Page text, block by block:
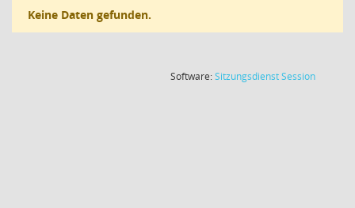
Keine Daten gefunden.
Software:SitzungsdienstSession(Wird in